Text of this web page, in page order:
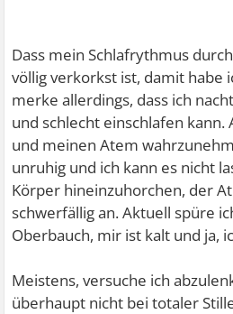
Dass mein Schlafrythmus
völlig verkorkst ist, damit habe
merke allerdings, dass ich
und schlecht einschlafen kann.
und meinen Atem
unruhig und ich kann es nicht
Körper hineinzuhorchen, der
schwerfällig an. Aktuell spüre
Oberbauch, mir ist kalt und ja,
Meistens, versuche ich
überhaupt nicht bei totaler